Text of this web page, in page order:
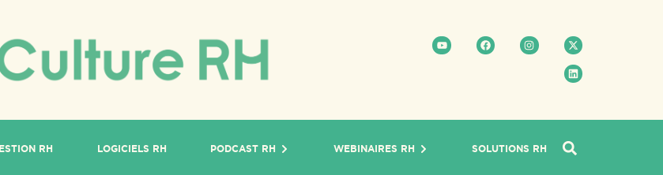
RH LOGICIELS RH PODCAST RH WEBINAIRES RH SOLUTIONS RH